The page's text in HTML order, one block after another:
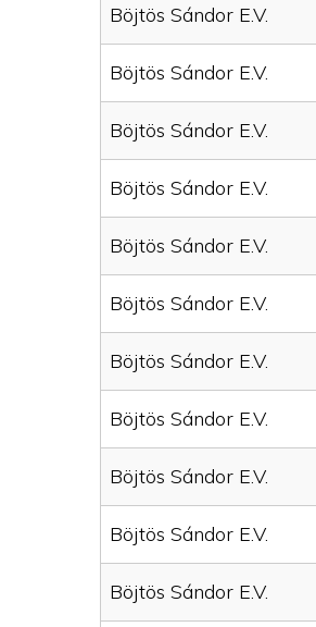
Böjtös Sándor E.V.
Böjtös Sándor E.V.
Böjtös Sándor E.V.
Böjtös Sándor E.V.
Böjtös Sándor E.V.
Böjtös Sándor E.V.
Böjtös Sándor E.V.
Böjtös Sándor E.V.
Böjtös Sándor E.V.
Böjtös Sándor E.V.
Böjtös Sándor E.V.